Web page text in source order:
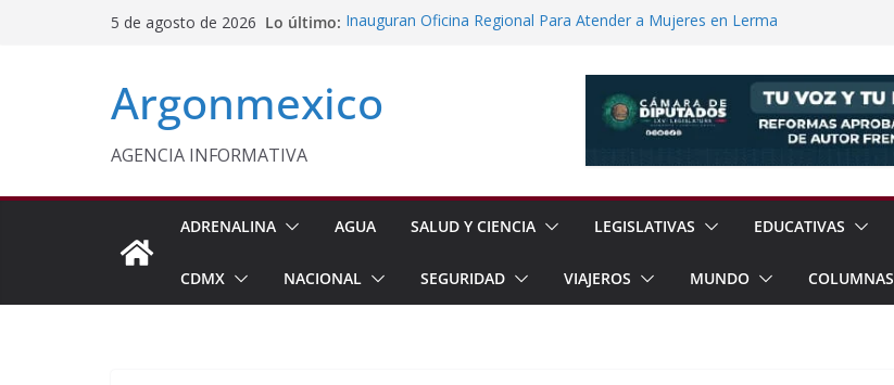
5 de agosto de 2026 Lo último: Inauguran Oficina Regional Para Atender a Mujeres en Lerma
Huehuetla
Comisión Avala Medidas Para Descarbonizar el Transporte
Argonmexico
AGENCIA INFORMATIVA
ADRENALINA AGUA SALUD Y CIENCIA LEGISLATIVAS EDUCATIVAS
CDMX NACIONAL SEGURIDAD VIAJEROS MUNDO COLUMNAS